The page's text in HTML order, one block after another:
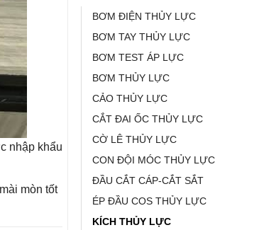
BƠM ĐIỆN THỦY LỰC
BƠM TAY THỦY LỰC
BƠM TEST ÁP LỰC
BƠM THỦY LỰC
CẢO THỦY LỰC
CẮT ĐAI ỐC THỦY LỰC
CỜ LÊ THỦY LỰC
CON ĐỘI MÓC THỦY LỰC
ĐẦU CẮT CÁP-CẮT SẮT
ÉP ĐẦU COS THỦY LỰC
KÍCH THỦY LỰC
nhập khẩu
mòn tốt